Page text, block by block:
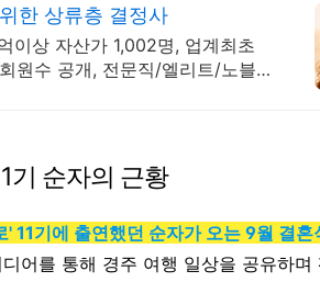
한 상류층 결정사
이상 자산가 1,002명, 업계최초
원수 공개, 전문직/엘리트/노블
기 순자의 근황
11기에 출연했던 순자가 오는 9월 결혼
어를 통해 경주 여행 일상을 공유하며